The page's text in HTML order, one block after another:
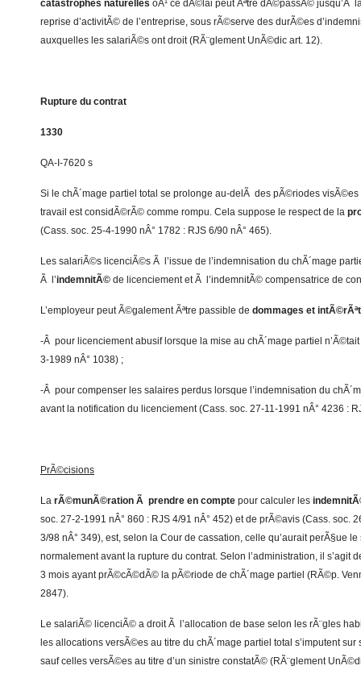
catastrophes naturelles oÃ¹ ce dÃ©lai peut Ãªtre dÃ©passÃ© jusqu’Ã
reprise d’activitÃ© de l’entreprise, sous rÃ©serve des durÃ©es
auxquelles les salariÃ©s ont droit (RÃ¨glement UnÃ©dic art. 12).
Rupture du contrat
1330
QA-I-7620 s
Si le chÃ´mage partiel total se prolonge au-delÃ des pÃ©riodes visÃ©es
travail est considÃ©rÃ© comme rompu. Cela suppose le respect de la
(Cass. soc. 25-4-1990 nÂ° 1782 : RJS 6/90 nÂ° 465).
Les salariÃ©s licenciÃ©s Ã l’issue de l’indemnisation du chÃ´mage
Ã l’indemnitÃ© de licenciement et Ã l’indemnitÃ© compensatrice de
L’employeur peut Ã©galement Ãªtre passible de dommages et
-Â pour licenciement abusif lorsque la mise au chÃ´mage partiel
3-1989 nÂ° 1038) ;
-Â pour compenser les salaires perdus lorsque l’indemnisation du
avant la notification du licenciement (Cass. soc. 27-11-1991 nÂ° 4236 :
PrÃ©cisions
La rÃ©munÃ©ration Ã prendre en compte pour calculer les
soc. 27-2-1991 nÂ° 860 : RJS 4/91 nÂ° 452) et de prÃ©avis (Cass. soc.
3/98 nÂ° 349), est, selon la Cour de cassation, celle qu’aurait perÃ§ue
normalement avant la rupture du contrat. Selon l’administration, il s’agit
3 mois ayant prÃ©cÃ©dÃ© la pÃ©riode de chÃ´mage partiel (RÃ©p.
2847).
Le salariÃ© licenciÃ© a droit Ã l’allocation de base selon les rÃ¨gles
les allocations versÃ©es au titre du chÃ´mage partiel total s’imputent
sauf celles versÃ©es au titre d’un sinistre constatÃ© (RÃ¨glement